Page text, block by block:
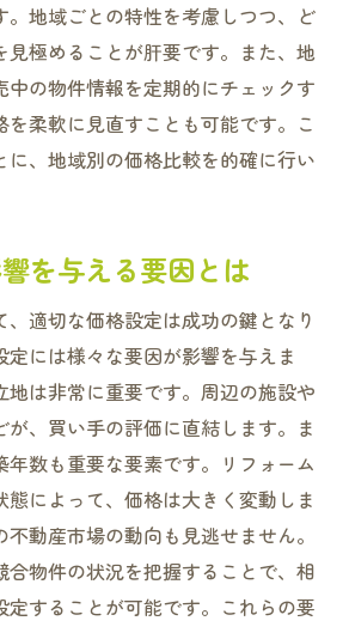
。地域ごとの特性を考慮しつつ、ど
見極めることが肝要です。また、地
中の物件情報を定期的にチェックす
を柔軟に見直すことも可能です。こ
に、地域別の価格比較を的確に行い
を与える要因とは
適切な価格設定は成功の鍵となり
定には様々な要因が影響を与えま
地は非常に重要です。周辺の施設や
が、買い手の評価に直結します。ま
年数も重要な要素です。リフォーム
によって、価格は大きく変動しま
動産市場の動向も見逃せません。
合物件の状況を把握することで、相
定することが可能です。これらの要